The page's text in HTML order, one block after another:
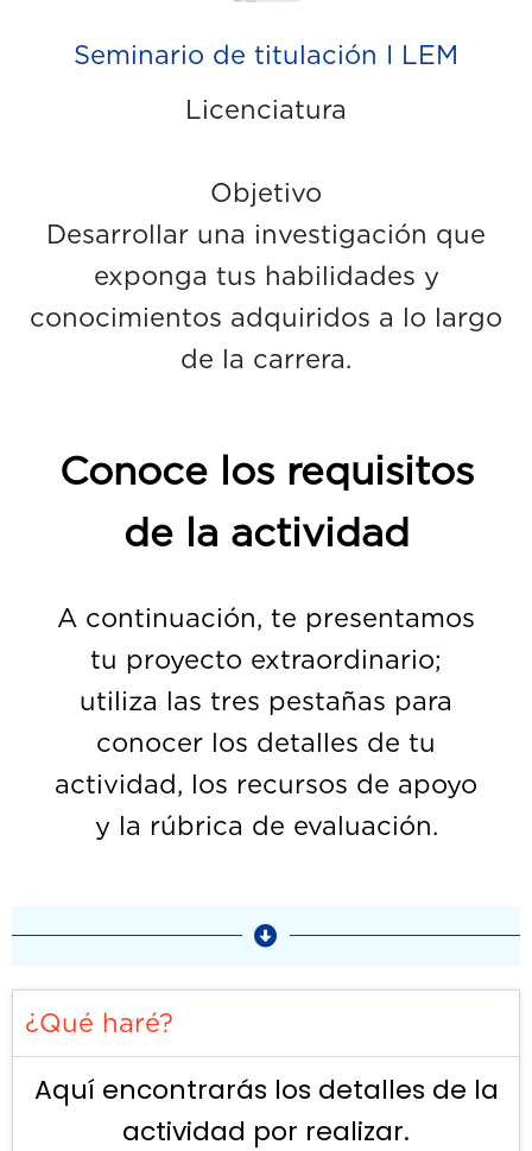
Seminario de titulación I LEM
Licenciatura
Objetivo
Desarrollar una investigación que
exponga tus habilidades y
conocimientos adquiridos a lo largo
de la carrera.
Conoce los requisitos
de la actividad
A continuación, te presentamos
tu proyecto extraordinario;
utiliza las tres pestañas para
conocer los detalles de tu
actividad, los recursos de apoyo
y la rúbrica de evaluación.
¿Qué haré?
Aquí encontrarás los detalles de la
actividad por realizar.